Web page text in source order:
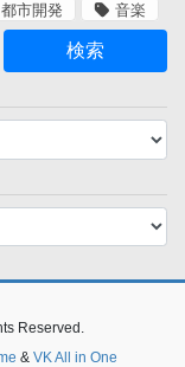
都市開発 音楽
Reserved.
& VK All in One